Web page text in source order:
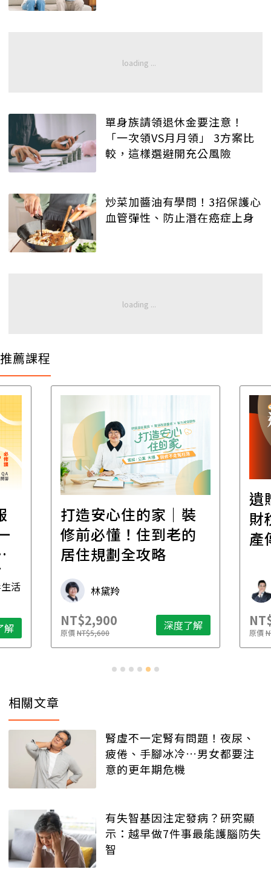
單身族請領退休金要注意！
「一次領VS月月領」 3方案比
較，這樣選避開充公風險
炒菜加醬油有學問！3招保護心
血管彈性、防止潛在癌症上身
推薦課程
活
解
打造安心住的家｜裝
修前必懂！住到老的
居住規劃全攻略
林黛羚
NT$2,900
原價NT$5,600 深度了解
遺
財
產
原價
相關文章
腎虛不一定腎有問題！夜尿、
疲倦、手腳冰冷…男女都要注
意的更年期危機
有失智基因注定發病？研究顯
示：越早做7件事最能護腦防失
智